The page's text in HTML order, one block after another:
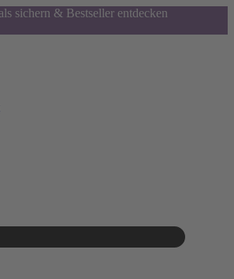
sichern & Bestseller entdecken